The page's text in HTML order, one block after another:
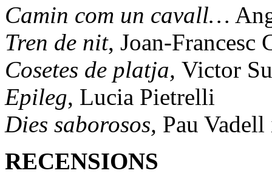
Camin com un cavall…
Tren de nit, Joan-Francesc
Cosetes de platja, Victor
Epileg, Lucia Pietrelli
Dies saborosos, Pau
RECENSIONS